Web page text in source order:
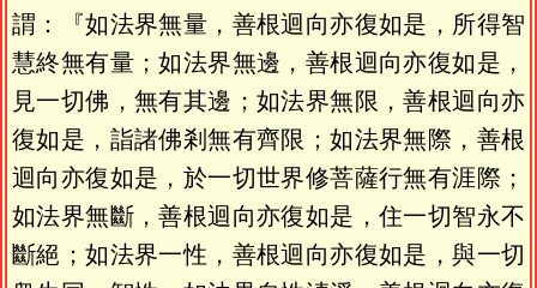
謂：『如法界無量，善根迴向亦復如是，所得智
慧終無有量；如法界無邊，善根迴向亦復如是，
見一切佛，無有其邊；如法界無限，善根迴向亦
復如是，詣諸佛剎無有齊限；如法界無際，善根
迴向亦復如是，於一切世界修菩薩行無有涯際；
如法界無斷，善根迴向亦復如是，住一切智永不
斷絕；如法界一性，善根迴向亦復如是，與一切